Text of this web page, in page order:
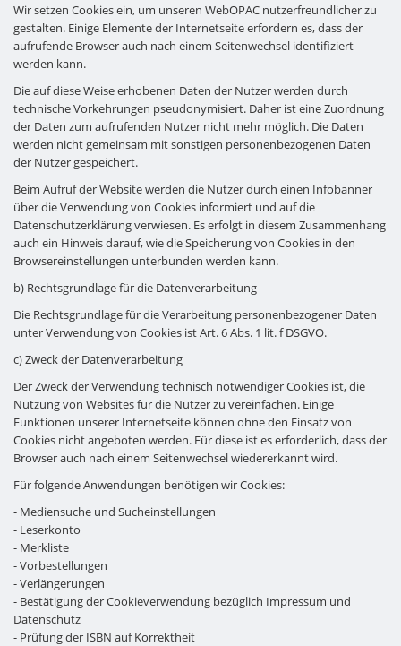
Wir setzen Cookies ein, um unseren WebOPAC nutzerfreundlicher zu
gestalten. Einige Elemente der Internetseite erfordern es, dass der
aufrufende Browser auch nach einem Seitenwechsel identifiziert
werden kann.
Die auf diese Weise erhobenen Daten der Nutzer werden durch
technische Vorkehrungen pseudonymisiert. Daher ist eine Zuordnung
der Daten zum aufrufenden Nutzer nicht mehr möglich. Die Daten
werden nicht gemeinsam mit sonstigen personenbezogenen Daten
der Nutzer gespeichert.
Beim Aufruf der Website werden die Nutzer durch einen Infobanner
über die Verwendung von Cookies informiert und auf die
Datenschutzerklärung verwiesen. Es erfolgt in diesem Zusammenhang
auch ein Hinweis darauf, wie die Speicherung von Cookies in den
Browsereinstellungen unterbunden werden kann.
b) Rechtsgrundlage für die Datenverarbeitung
Die Rechtsgrundlage für die Verarbeitung personenbezogener Daten
unter Verwendung von Cookies ist Art. 6 Abs. 1 lit. f DSGVO.
c) Zweck der Datenverarbeitung
Der Zweck der Verwendung technisch notwendiger Cookies ist, die
Nutzung von Websites für die Nutzer zu vereinfachen. Einige
Funktionen unserer Internetseite können ohne den Einsatz von
Cookies nicht angeboten werden. Für diese ist es erforderlich, dass der
Browser auch nach einem Seitenwechsel wiedererkannt wird.
Für folgende Anwendungen benötigen wir Cookies:
- Mediensuche und Sucheinstellungen
- Leserkonto
- Merkliste
- Vorbestellungen
- Verlängerungen
- Bestätigung der Cookieverwendung bezüglich Impressum und
Datenschutz
- Prüfung der ISBN auf Korrektheit